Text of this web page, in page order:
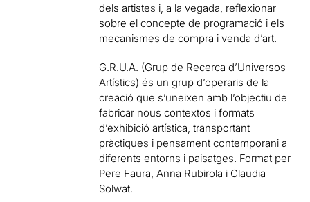
dels artistes i, a la vegada, reflexionar
sobre el concepte de programació i els
mecanismes de compra i venda d’art.
G.R.U.A. (Grup de Recerca d’Universos
Artístics) és un grup d’operaris de la
creació que s’uneixen amb l’objectiu de
fabricar nous contextos i formats
d’exhibició artística, transportant
pràctiques i pensament contemporani a
diferents entorns i paisatges. Format per
Pere Faura, Anna Rubirola i Claudia
Solwat.